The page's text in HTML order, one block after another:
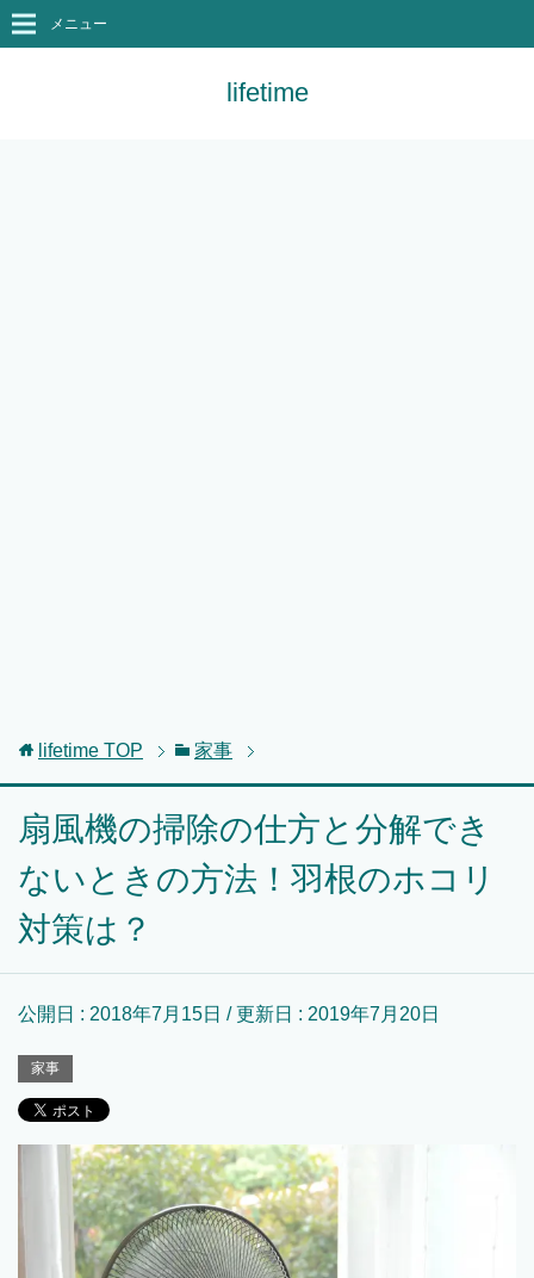
lifetime
メニュー
lifetime TOP 家事
扇風機の掃除の仕方と分解でき
ないときの方法！羽根のホコリ
対策は？
公開日 : 2018年7月15日 / 更新日 : 2019年7月20日
家事